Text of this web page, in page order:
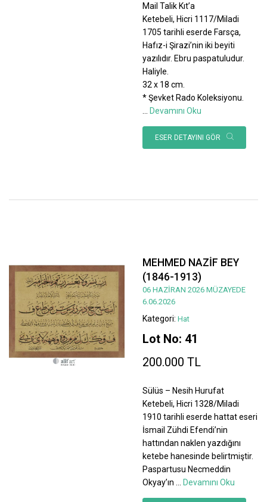
Mail Talik Kıt’a
Ketebeli, Hicri 1117/Miladi
1705 tarihli eserde Farsça,
Hafız-i Şirazi’nin iki beyiti
yazılıdır. Ebru paspatuludur.
Haliyle.
32 x 18 cm.
* Şevket Rado Koleksiyonu.
Devamını Oku
ESER DETAYINI GÖR
MEHMED NAZİF BEY
(1846-1913)
06 HAZİRAN 2026 MÜZAYEDE
6.06.2026
Kategori: Hat
Lot No: 41
200.000 TL
Sülüs – Nesih Hurufat
Ketebeli, Hicri 1328/Miladi
1910 tarihli eserde hattat eseri
İsmail Zühdi Efendi’nin
hattından naklen yazdığını
ketebe hanesinde belirtmiştir.
Paspartusu Necmeddin
Okyay’ın
Devamını Oku